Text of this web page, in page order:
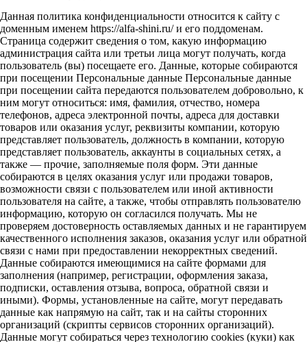
Данная политика конфиденциальности относится к сайту с
доменным именем https://alfa-shini.ru/ и его поддоменам.
Страница содержит сведения о том, какую информацию
администрация сайта или третьи лица могут получать, когда
пользователь (вы) посещаете его. Данные, которые собираются
при посещении Персональные данные Персональные данные
при посещении сайта передаются пользователем добровольно, к
ним могут относиться: имя, фамилия, отчество, номера
телефонов, адреса электронной почты, адреса для доставки
товаров или оказания услуг, реквизиты компании, которую
представляет пользователь, должность в компании, которую
представляет пользователь, аккаунты в социальных сетях, а
также — прочие, заполняемые поля форм. Эти данные
собираются в целях оказания услуг или продажи товаров,
возможности связи с пользователем или иной активности
пользователя на сайте, а также, чтобы отправлять пользователю
информацию, которую он согласился получать. Мы не
проверяем достоверность оставляемых данных и не гарантируем
качественного исполнения заказов, оказания услуг или обратной
связи с нами при предоставлении некорректных сведений.
Данные собираются имеющимися на сайте формами для
заполнения (например, регистрации, оформления заказа,
подписки, оставления отзыва, вопроса, обратной связи и
иными). Формы, установленные на сайте, могут передавать
данные как напрямую на сайт, так и на сайты сторонних
организаций (скрипты сервисов сторонних организаций).
Данные могут собираться через технологию cookies (куки) как